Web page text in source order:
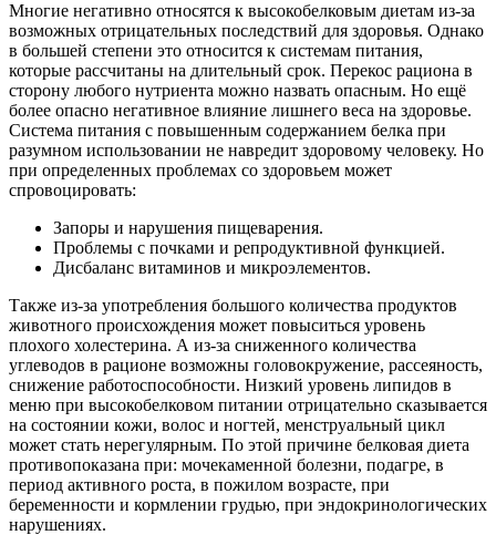
Многие негативно относятся к высокобелковым диетам из-за
возможных отрицательных последствий для здоровья. Однако
в большей степени это относится к системам питания,
которые рассчитаны на длительный срок. Перекос рациона в
сторону любого нутриента можно назвать опасным. Но ещё
более опасно негативное влияние лишнего веса на здоровье.
Система питания с повышенным содержанием белка при
разумном использовании не навредит здоровому человеку. Но
при определенных проблемах со здоровьем может
спровоцировать:
Запоры и нарушения пищеварения.
Проблемы с почками и репродуктивной функцией.
Дисбаланс витаминов и микроэлементов.
Также из-за употребления большого количества продуктов
животного происхождения может повыситься уровень
плохого холестерина. А из-за сниженного количества
углеводов в рационе возможны головокружение, рассеяность,
снижение работоспособности. Низкий уровень липидов в
меню при высокобелковом питании отрицательно сказывается
на состоянии кожи, волос и ногтей, менструальный цикл
может стать нерегулярным. По этой причине белковая диета
противопоказана при: мочекаменной болезни, подагре, в
период активного роста, в пожилом возрасте, при
беременности и кормлении грудью, при эндокринологических
нарушениях.